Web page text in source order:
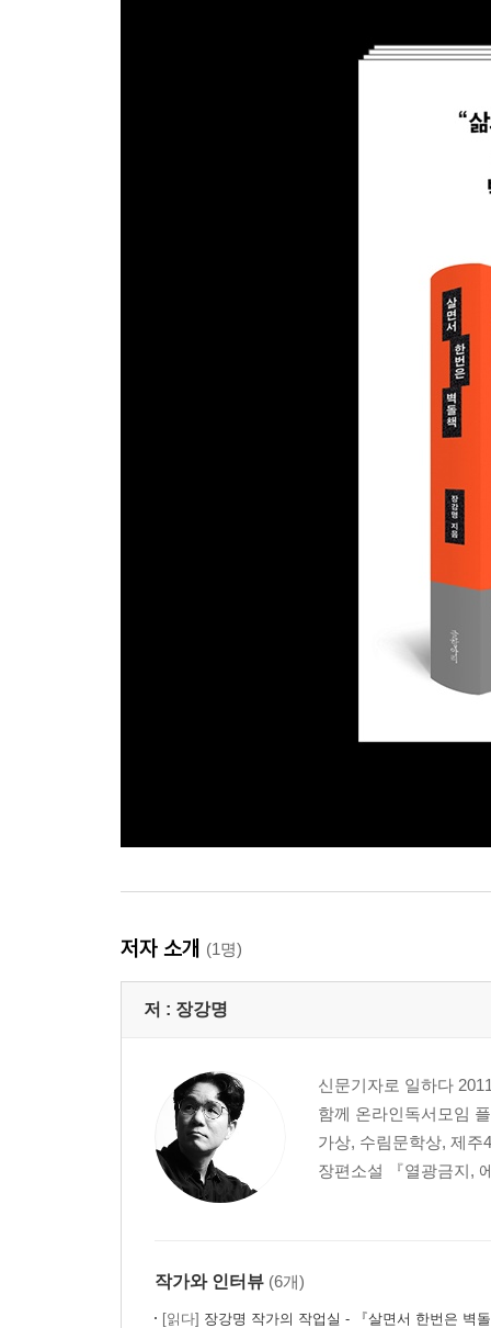
저자 소개 (1명)
저 : 장강명
신문기자로 일하다
함께 온라인독서모임
가상, 수림문학상, 제주
장편소설 『열광금지,
작가와 인터뷰 (6개)
[읽다] 장강명 작가의 작업실 - 『살면서 한번은 벽